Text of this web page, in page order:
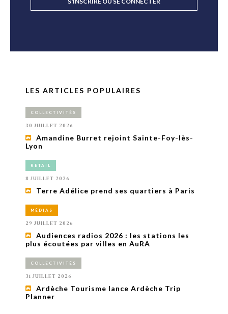
LES ARTICLES POPULAIRES
COLLECTIVITÉS
30 JUILLET 2026
Amandine Burret rejoint Sainte-Foy-lès-
Lyon
RETAIL
8 JUILLET 2026
Terre Adélice prend ses quartiers à Paris
MÉDIAS
29 JUILLET 2026
Audiences radios 2026 : les stations les
plus écoutées par villes en AuRA
COLLECTIVITÉS
31 JUILLET 2026
Ardèche Tourisme lance Ardèche Trip
Planner